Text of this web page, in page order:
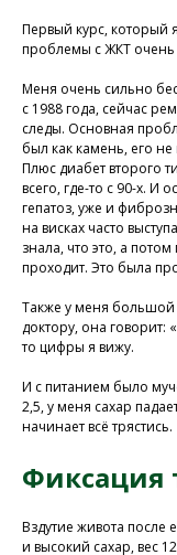
Первый курс, который
проблемы с ЖКТ
Меня очень сильно
с 1988 года, сейчас
следы. Основная
был как камень, его
Плюс диабет второго
всего, где-то с 90-х.
гепатоз, уже и
на висках часто
знала, что это, а
проходит. Это была
Также у меня большой
доктору, она говорит:
то цифры я вижу.
И с питанием было
2,5, у меня сахар
начинает всё трястись.
Фиксация
Вздутие живота после
и высокий сахар, вес